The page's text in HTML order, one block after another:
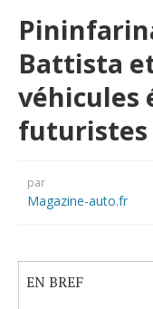
Battista
véhicules
futuristes
par
Magazine-auto.fr
EN BREF